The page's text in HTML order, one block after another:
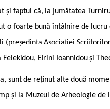
și faptul că, la jumătatea
o foarte bună întâlnire de
(președinta Asociației
Felekidou, Eirini Ioannidou și
sunt de reținut alte două
și la Muzeul de Arheologie de